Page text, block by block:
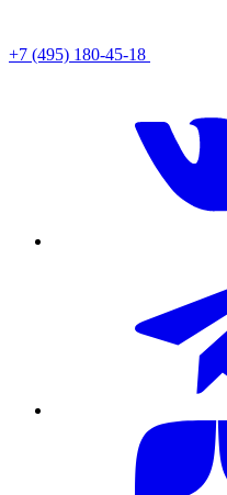
+7 (495) 180-45-18